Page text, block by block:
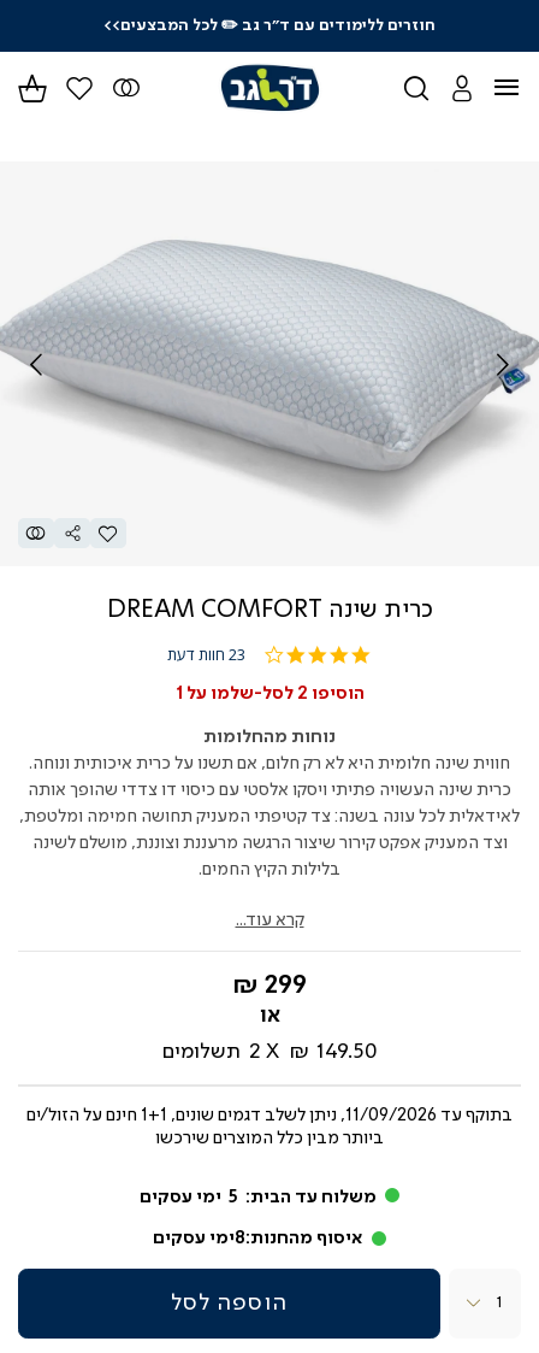
חוזרים ללימודים עם ד"ר גב✏️ לכל המבצעים>>
כרית שינה DREAM COMFORT
3.8
rating
23 חוות דעת
הוסיפו 2 לסל-שלמו על 1
נוחות מהחלומות
חווית שינה חלומית היא לא רק חלום, אם תשנו על כרית איכותית ונוחה.
כרית שינה העשויה פתיתי ויסקו אלסטי עם כיסוי דו צדדי שהופך אותה
לאידאלית לכל עונה בשנה: צד קטיפתי המעניק תחושה חמימה ומלטפת,
וצד המעניק אפקט קירור שיצור הרגשה מרעננת וצוננת, מושלם לשינה
בלילות הקיץ החמים.
קרא עוד...
החל
מ-
299 ₪
149.50 ₪
2 תשלומים
בתוקף עד
11/09/2026, ניתן לשלב דגמים שונים, 1+1 חינם על הזול/ים
ביותר מבין כלל המוצרים שירכשו
משלוח עד הבית: 5 ימי עסקים
איסוף מהחנות:8ימי עסקים
הוספה לסל